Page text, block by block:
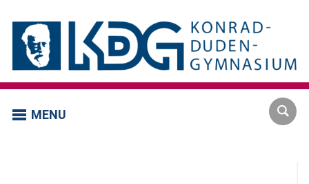
MENU